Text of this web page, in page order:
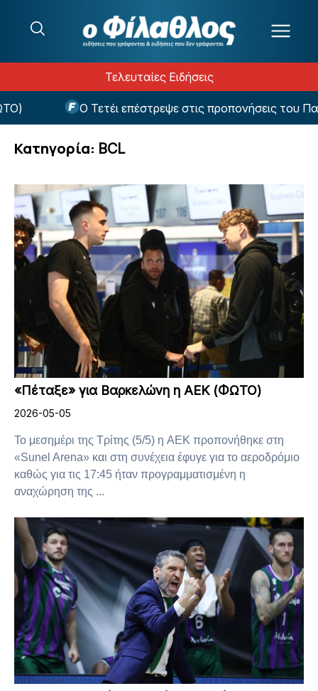
Τελευταίες Ειδήσεις
Τετέι επέστρεψε στις προπονήσεις του Παναθηναϊκού
Κατηγορία: BCL
«Πέταξε» για Βαρκελώνη η ΑΕΚ (ΦΩΤΟ)
2026-05-05
Το μεσημέρι της Τρίτης (5/5) η ΑΕΚ προπονήθηκε στη
«Sunel Arena» και στη συνέχεια έφυγε για το αεροδρόμιο
καθώς για τις 17:45 ήταν προγραμματισμένη η
αναχώρηση της ...